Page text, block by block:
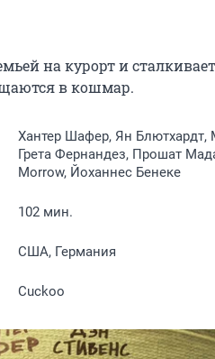
на курорт и
в кошмар.
Хантер Шафер, Ян
Грета Фернандез, Прошат
Morrow, Йоханнес Бенеке
102 мин.
США, Германия
Cuckoo